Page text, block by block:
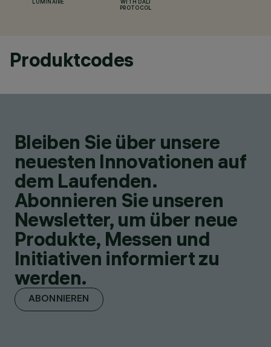
LUMINAIRE
WITH DALI
PROTOCOL
Produktcodes
Bleiben Sie über unsere
neuesten Innovationen auf
dem Laufenden.
Abonnieren Sie unseren
Newsletter, um über neue
Produkte, Messen und
Initiativen informiert zu
werden.
ABONNIEREN